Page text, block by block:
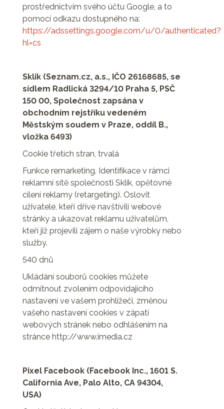
prostřednictvím svého účtu Google, a to
pomocí odkazu dostupného na:
https://adssettings.google.com/u/0/authenticated?
hl=cs
Sklik (Seznam.cz, a.s., IČO 26168685, se
sídlem Radlická 3294/10 Praha 5, PSČ
150 00, Společnost zapsána v
obchodním rejstříku vedeném
Městským soudem v Praze, oddíl B.,
vložka 6493)
Cookie třetích stran, trvalá
Funkce remarketing. Identifikace v rámci
reklamní sítě společnosti Sklik, opětovné
cílení reklamy (retargeting). Oslovit
uživatele, kteří dříve navštívili webové
stránky a ukazovat reklamu uživatelům,
kteří již projevili zájem o naše výrobky nebo
služby.
540 dnů
Ukládání souborů cookies můžete
odmítnout zvolením odpovídajícího
nastavení ve vašem prohlížeči, změnou
vašeho nastavení cookies v zápatí
webových stránek nebo odhlášením na
stránce http://www.imedia.cz
Pixel Facebook (Facebook Inc., 1601 S.
California Ave, Palo Alto, CA 94304,
USA)